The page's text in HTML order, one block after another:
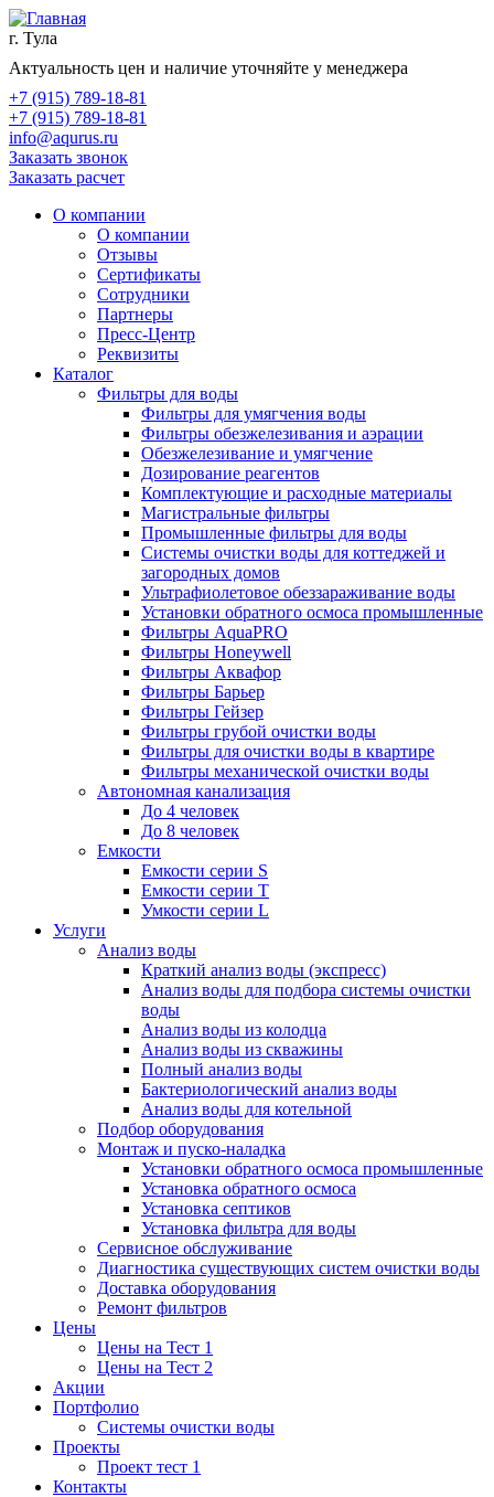
г. Тула
Актуальность цен и наличие уточняйте у менеджера
+7 (915) 789-18-81
+7 (915) 789-18-81
info@aqurus.ru
Заказать звонок
Заказать расчет
О компании
О компании
Отзывы
Сертификаты
Сотрудники
Партнеры
Пресс-Центр
Реквизиты
Каталог
Фильтры для воды
Фильтры для умягчения воды
Фильтры обезжелезивания и аэрации
Обезжелезивание и умягчение
Дозирование реагентов
Комплектующие и расходные материалы
Магистральные фильтры
Промышленные фильтры для воды
Системы очистки воды для коттеджей и
загородных домов
Ультрафиолетовое обеззараживание воды
Установки обратного осмоса промышленные
Фильтры AquaPRO
Фильтры Honeywell
Фильтры Аквафор
Фильтры Барьер
Фильтры Гейзер
Фильтры грубой очистки воды
Фильтры для очистки воды в квартире
Фильтры механической очистки воды
Автономная канализация
До 4 человек
До 8 человек
Емкости
Емкости серии S
Емкости серии Т
Умкости серии L
Услуги
Анализ воды
Краткий анализ воды (экспресс)
Анализ воды для подбора системы очистки
воды
Анализ воды из колодца
Анализ воды из скважины
Полный анализ воды
Бактериологический анализ воды
Анализ воды для котельной
Подбор оборудования
Монтаж и пуско-наладка
Установки обратного осмоса промышленные
Установка обратного осмоса
Установка септиков
Установка фильтра для воды
Сервисное обслуживание
Диагностика существующих систем очистки воды
Доставка оборудования
Ремонт фильтров
Цены
Цены на Тест 1
Цены на Тест 2
Акции
Портфолио
Системы очистки воды
Проекты
Проект тест 1
Контакты